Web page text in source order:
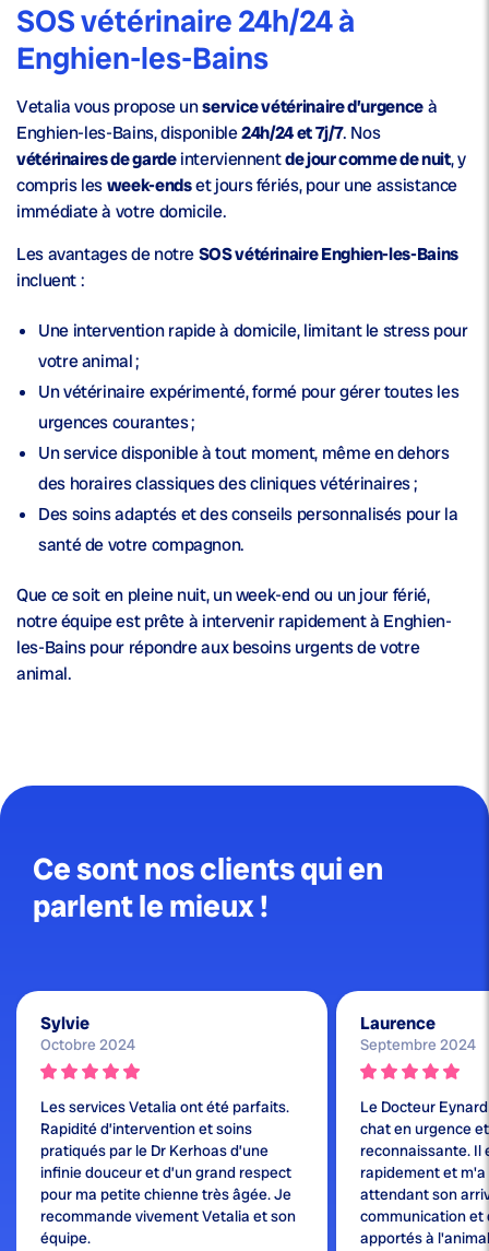
SOS vétérinaire 24h/24 à
Enghien-les-Bains
Vetalia vous propose unservice vétérinaire d’urgenceà
Enghien-les-Bains, disponible24h/24 et 7j/7. Nos
vétérinaires de gardeinterviennentde jour comme de nuit, y
compris lesweek-endset jours fériés, pour une assistance
immédiate à votre domicile.
Les avantages de notreSOS vétérinaire Enghien-les-Bains
incluent :
Une intervention rapide à domicile, limitant le stress pour
votre animal ;
Unvétérinaire expérimenté, formé pour gérer toutes les
urgences courantes ;
Un service disponible à tout moment, même en dehors
des horaires classiques des cliniques vétérinaires ;
Des soins adaptés et des conseils personnalisés pour la
santéde votre compagnon.
Que ce soit en pleine nuit, un week-end ou un jour férié,
notre équipe est prête à intervenir rapidement à Enghien-
les-Bains pour répondre aux besoins urgents de votre
animal.
Ce sont nos clients qui en
parlent le mieux !
Sylvie
Octobre 2024
Les services Vetalia ont été parfaits.
Rapidité d’intervention et soins
pratiqués par le Dr Kerhoas d’une
infinie douceur et d’un grand respect
pour ma petite chienne très âgée. Je
recommande vivement Vetalia et son
équipe.
Laurence
Septembre 2024
Le Docteur
chat en urgence
reconnaissante. Il
rapidement et m'a
attendant son
communication et
apportés à